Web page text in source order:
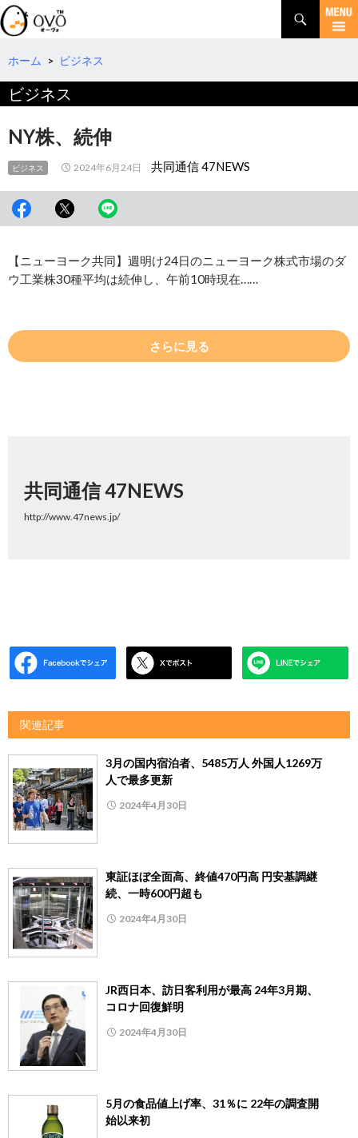
検
索
コ
テ
へ
移
動
ホーム > ビジネス
ビジネス
NY株、続伸
ビジネス 2024年6月24日 共同通信 47NEWS
【ニューヨーク共同】週明け24日のニューヨーク株式市場のダ
ウ工業株30種平均は続伸し、午前10時現在……
さらに見る
共同通信 47NEWS
http://www.47news.jp/
関連記事
3月の国内宿泊者、5485万人 外国人1269万
人で最多更新
2024年4月30日
東証ほぼ全面高、終値470円高 円安基調継
続、一時600円超も
2024年4月30日
JR西日本、訪日客利用が最高 24年3月期、
コロナ回復鮮明
2024年4月30日
5月の食品値上げ率、31％に 22年の調査開
始以来初